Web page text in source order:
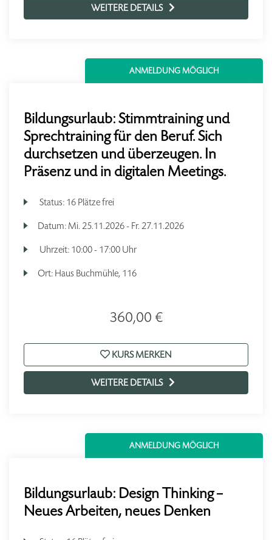
WEITERE DETAILS
ANMELDUNG MÖGLICH
Bildungsurlaub: Stimmtraining und
Sprechtraining für den Beruf. Sich
durchsetzen und überzeugen. In
Präsenz und in digitalen Meetings.
Status: 16 Plätze frei
Datum: Mi. 25.11.2026 - Fr. 27.11.2026
Uhrzeit: 10:00 - 17:00 Uhr
Ort: Haus Buchmühle, 116
360,00 €
KURS MERKEN
WEITERE DETAILS
ANMELDUNG MÖGLICH
Bildungsurlaub: Design Thinking –
Neues Arbeiten, neues Denken